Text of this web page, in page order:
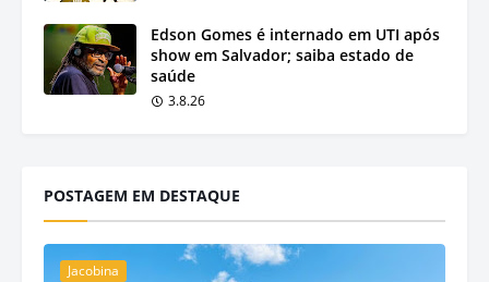
Edson Gomes é internado em UTI após
show em Salvador; saiba estado de
saúde
3.8.26
POSTAGEM EM DESTAQUE
Jacobina